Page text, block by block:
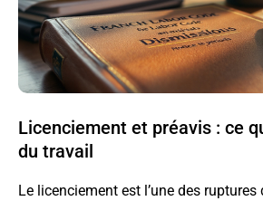
Licenciement et préavis : ce
du travail
Le licenciement est l’une des